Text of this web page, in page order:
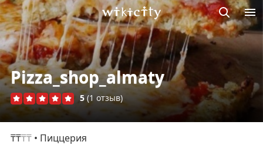
Викисити
Pizza_shop_almaty
5 (1 отзыв)
₸₸₸₸ • Пиццерия